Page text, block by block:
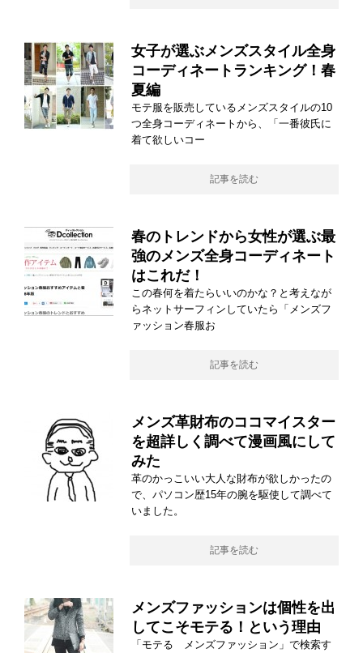
女子が選ぶメンズスタイル全身
コーディネートランキング！春
夏編
モテ服を販売しているメンズスタイルの10
つ全身コーディネートから、「一番彼氏に
着て欲しいコー
記事を読む
春のトレンドから女性が選ぶ最
強のメンズ全身コーディネート
はこれだ！
この春何を着たらいいのかな？と考えなが
らネットサーフィンしていたら「メンズフ
ァッション春服お
記事を読む
メンズ革財布のココマイスター
を超詳しく調べて漫画風にして
みた
革のかっこいい大人な財布が欲しかったの
で、パソコン歴15年の腕を駆使して調べて
いました。
記事を読む
メンズファッションは個性を出
してこそモテる！という理由
「モテる メンズファッション」で検索す